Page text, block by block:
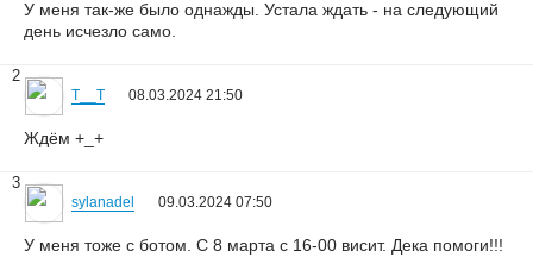
У меня так-же было однажды. Устала ждать - на следующий
день исчезло само.
2
T__T 08.03.2024 21:50
Ждём +_+
3
sylanadel 09.03.2024 07:50
У меня тоже с ботом. С 8 марта с 16-00 висит. Дека помоги!!!